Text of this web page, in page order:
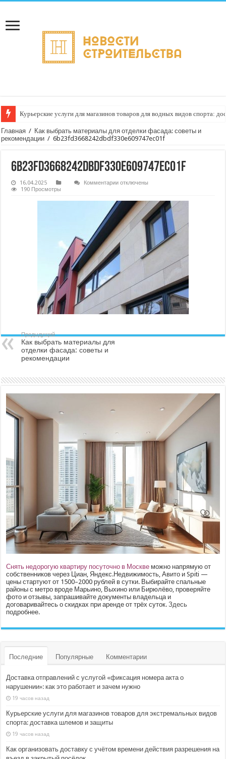
Курьерские услуги для магазинов товаров для водных видов спорта:
Главная / Как выбрать материалы для отделки фасада: советы и
рекомендации / 6b23fd3668242dbdf330e609747ec01f
6b23fd3668242dbdf330e609747ec01f
16.04.2025 Комментариикотключены
190 Просмотры
Предыдущий
Как выбрать материалы для
отделки фасада: советы и
рекомендации
Снять недорогую квартиру посуточно в Москве можно напрямую от
собственников через Циан, Яндекс.Недвижимость, Авито и Spiti —
цены стартуют от 1500–2000 рублей в сутки. Выбирайте спальные
районы с метро вроде Марьино, Выхино или Бирюлёво, проверяйте
фото и отзывы, запрашивайте документы владельца и
договаривайтесь о скидках при аренде от трёх суток.Здесь
подробнее.
Последние Популярные Комментарии
Доставка отправлений с услугой «фиксация номера акта о
нарушении»: как это работает и зачем нужно
19 часов назад
Курьерские услуги для магазинов товаров для экстремальных видов
спорта: доставка шлемов и защиты
19 часов назад
Как организовать доставку с учётом времени действия разрешения на